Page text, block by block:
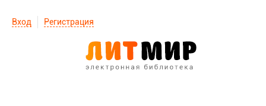
Вход Регистрация